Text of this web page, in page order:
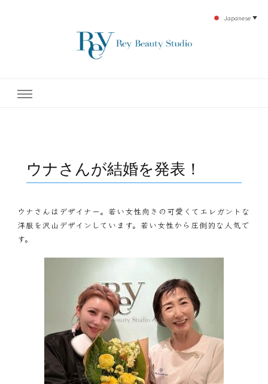
テ開設45年の実績を誇る本格エステだからこそ、お客様が必ず満足してもらえるこ
ウナさんが結婚を発表！
ウナさんはデザイナー。若い女性向きの可愛くてエレガントな
洋服を沢山デザインしています。若い女性から圧倒的な人気で
す。
Japanese ▼